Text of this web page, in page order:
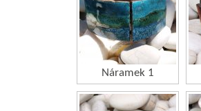
Náramek 1